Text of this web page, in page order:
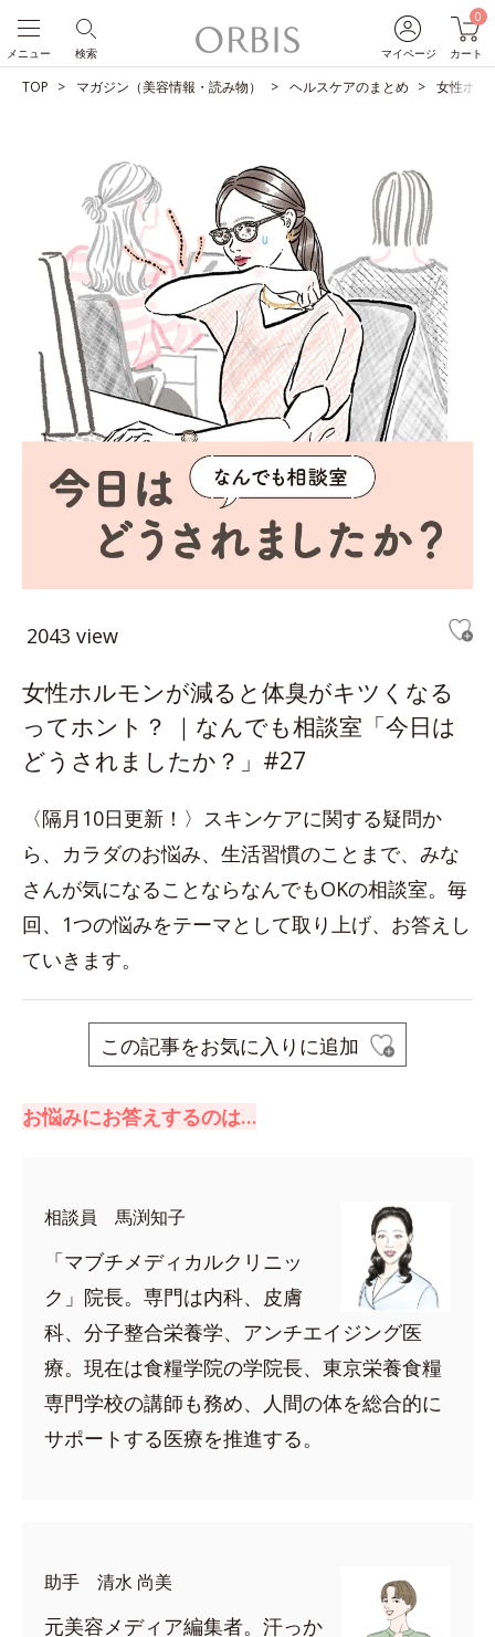
マイページ
0
カート
検索
メニュー
TOP マガジン（美容情報・読み物） ヘルスケアのまとめ 女性ホル
2043 view
女性ホルモンが減ると体臭がキツくなる
ってホント？ ｜なんでも相談室「今日は
どうされましたか？」#27
〈隔月10日更新！〉スキンケアに関する疑問か
ら、カラダのお悩み、生活習慣のことまで、みな
さんが気になることならなんでもOKの相談室。毎
回、1つの悩みをテーマとして取り上げ、お答えし
ていきます。
この記事をお気に入りに追加
お悩みにお答えするのは…
相談員 馬渕知子
「マブチメディカルクリニッ
ク」院長。専門は内科、皮膚
科、分子整合栄養学、アンチエイジング医
療。現在は食糧学院の学院長、東京栄養食糧
専門学校の講師も務め、人間の体を総合的に
サポートする医療を推進する。
助手 清水 尚美
元美容メディア編集者。汗っか